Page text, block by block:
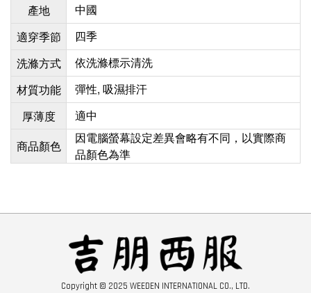
產地
中國
適穿季節
四季
洗滌方式
依洗滌標示清洗
材質功能
彈性, 吸濕排汗
厚薄度
適中
商品顏色
因電腦螢幕設定差異會略有不同，以實際商
品顏色為準
Copyright © 2025 WEEDEN INTERNATIONAL CO., LTD.